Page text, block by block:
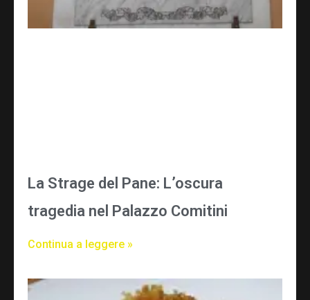
La Strage del Pane: L’oscura
tragedia nel Palazzo Comitini
Continua a leggere »